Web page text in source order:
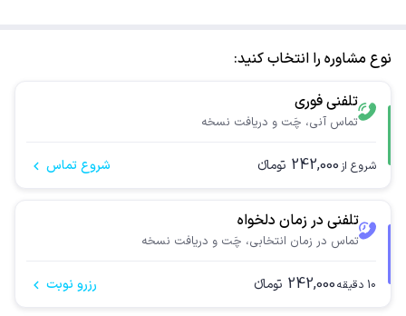
نوع مشاوره را انتخاب کنید:
تلفنی فوری
تماس آنی، چَت و دریافت نسخه
شروع از 242,000 تومانء شروع تماس
تلفنی در زمان دلخواه
تماس در زمان انتخابی، چَت و دریافت نسخه
10 دقیقه242,000 تومانء رزرو نوبت